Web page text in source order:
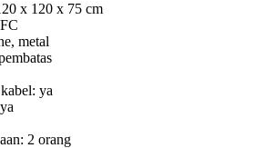
x 120 x 75 сm
metal
уа
2 оrаng